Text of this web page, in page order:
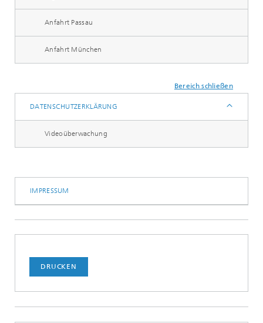
Anfahrt Passau
Anfahrt München
Bereich schließen
DATENSCHUTZERKLÄRUNG
Videoüberwachung
IMPRESSUM
DRUCKEN